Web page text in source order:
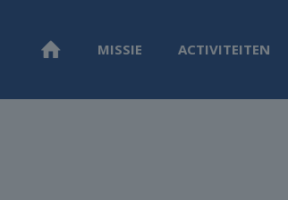
MISSIE ACTIVITEITEN